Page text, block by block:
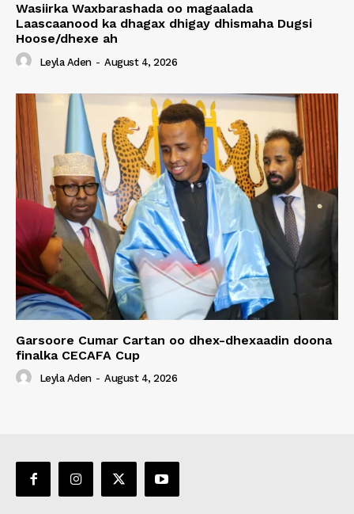
Wasiirka Waxbarashada oo magaalada
Laascaanood ka dhagax dhigay dhismaha Dugsi
Hoose/dhexe ah
Leyla Aden - August 4, 2026
Garsoore Cumar Cartan oo dhex-dhexaadin doona
finalka CECAFA Cup
Leyla Aden - August 4, 2026